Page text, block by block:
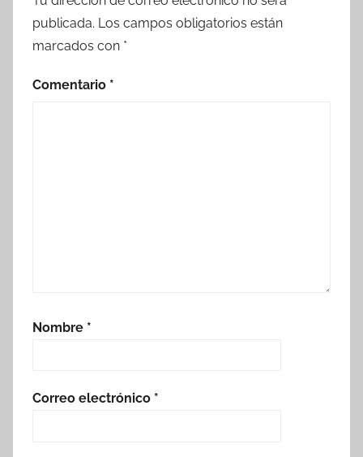
publicada. Los campos obligatorios están
marcados con *
Comentario *
Nombre *
Correo electrónico *